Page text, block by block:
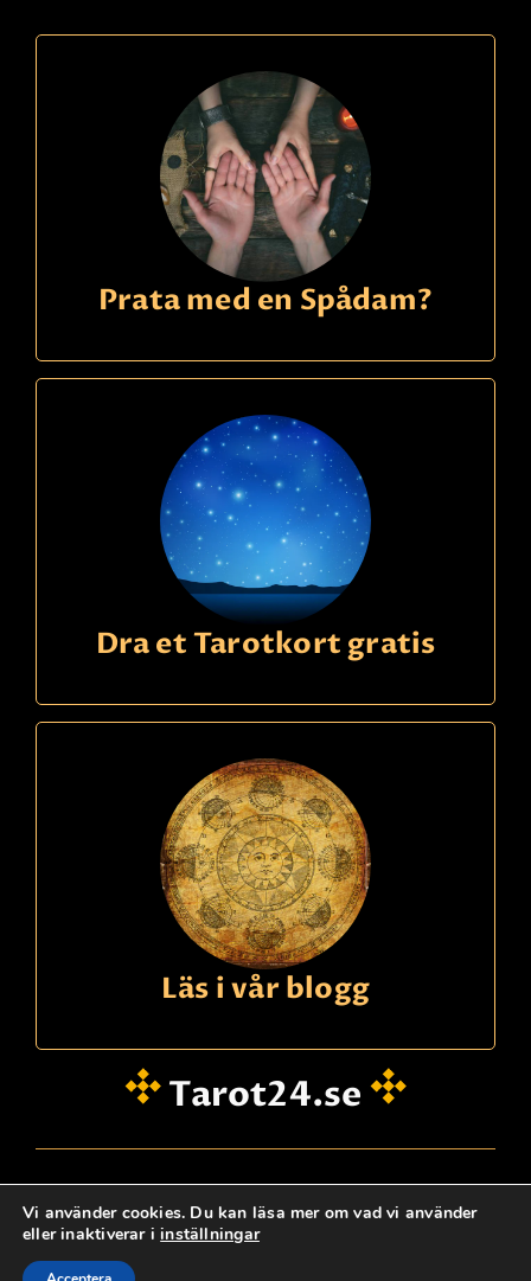
Prata med en Spådam?
Dra et Tarotkort gratis
Läs i vår blogg
Tarot24.se
hei@dinklarsynte.no
Personskydd
Vi använder cookies. Du kan läsa mer om vad vi använder
eller inaktiverar iinställningar